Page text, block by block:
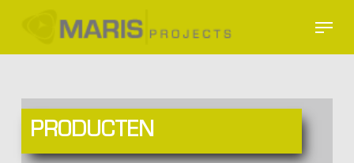
main
Menu
PRODUCTEN
Close